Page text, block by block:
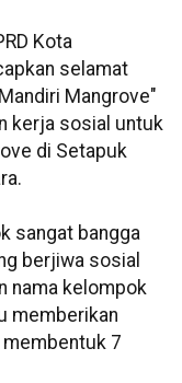
Kota
selamat
Mangrove"
kerja sosial untuk
di Setapuk
sangat bangga
berjiwa sosial
nama kelompok
memberikan
membentuk 7